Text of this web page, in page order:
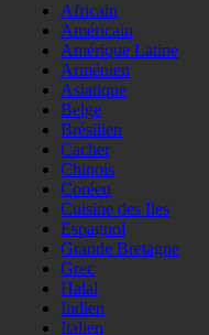
Africain
Américain
Amérique Latine
Arménien
Asiatique
Belge
Brésilien
Cacher
Chinois
Coréen
Cuisine des Iles
Espagnol
Grande Bretagne
Grec
Halal
Indien
Italien